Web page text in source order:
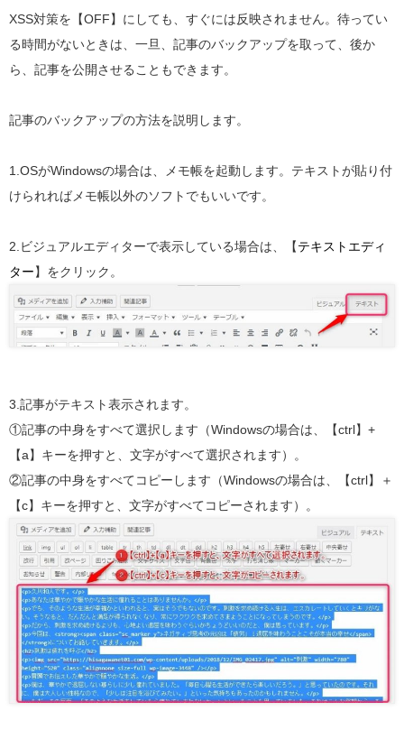
XSS対策を【OFF】にしても、すぐには反映されません。待ってい
る時間がないときは、一旦、記事のバックアップを取って、後か
ら、記事を公開させることもできます。
記事のバックアップの方法を説明します。
1.OSがWindowsの場合は、メモ帳を起動します。テキストが貼り付
けられればメモ帳以外のソフトでもいいです。
2.ビジュアルエディターで表示している場合は、【 テキストエディ
ター 】をクリック。
3.記事がテキスト表示されます。
①記事の中身をすべて選択します（Windowsの場合は、【ctrl】+
【a】キーを押すと、文字がすべて選択されます）。
②記事の中身をすべてコピーします（Windowsの場合は、【ctrl】＋
【c】キーを押すと、文字がすべてコピーされます）。